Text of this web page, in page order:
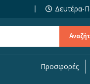
Δευτέρα-
Προσφορές
19,90